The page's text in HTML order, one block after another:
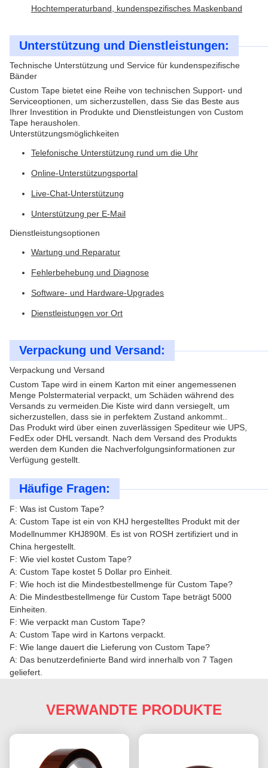
Hochtemperaturband, kundenspezifisches Maskenband
Unterstützung und Dienstleistungen:
Technische Unterstützung und Service für kundenspezifische
Bänder
Custom Tape bietet eine Reihe von technischen Support- und
Serviceoptionen, um sicherzustellen, dass Sie das Beste aus
Ihrer Investition in Produkte und Dienstleistungen von Custom
Tape herausholen.
Unterstützungsmöglichkeiten
Telefonische Unterstützung rund um die Uhr
Online-Unterstützungsportal
Live-Chat-Unterstützung
Unterstützung per E-Mail
Dienstleistungsoptionen
Wartung und Reparatur
Fehlerbehebung und Diagnose
Software- und Hardware-Upgrades
Dienstleistungen vor Ort
Verpackung und Versand:
Verpackung und Versand
Custom Tape wird in einem Karton mit einer angemessenen
Menge Polstermaterial verpackt, um Schäden während des
Versands zu vermeiden.Die Kiste wird dann versiegelt, um
sicherzustellen, dass sie in perfektem Zustand ankommt..
Das Produkt wird über einen zuverlässigen Spediteur wie UPS,
FedEx oder DHL versandt. Nach dem Versand des Produkts
werden dem Kunden die Nachverfolgungsinformationen zur
Verfügung gestellt.
Häufige Fragen:
F: Was ist Custom Tape?
A: Custom Tape ist ein von KHJ hergestelltes Produkt mit der
Modellnummer KHJ890M. Es ist von ROSH zertifiziert und in
China hergestellt.
F: Wie viel kostet Custom Tape?
A: Custom Tape kostet 5 Dollar pro Einheit.
F: Wie hoch ist die Mindestbestellmenge für Custom Tape?
A: Die Mindestbestellmenge für Custom Tape beträgt 5000
Einheiten.
F: Wie verpackt man Custom Tape?
A: Custom Tape wird in Kartons verpackt.
F: Wie lange dauert die Lieferung von Custom Tape?
A: Das benutzerdefinierte Band wird innerhalb von 7 Tagen
geliefert.
VERWANDTE PRODUKTE